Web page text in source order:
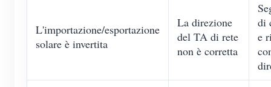
L'importazione/esportazione
solare è invertita
La direzione
del TA di rete
non è corretta
di
e